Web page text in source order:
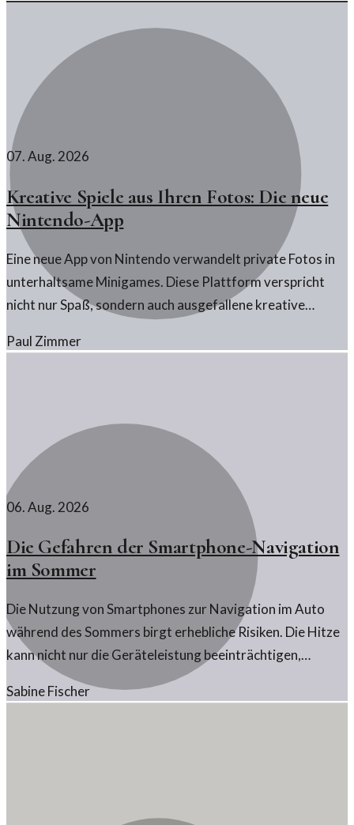
07. Aug. 2026
Kreative Spiele aus Ihren Fotos: Die neue
Nintendo-App
Eine neue App von Nintendo verwandelt private Fotos in
unterhaltsame Minigames. Diese Plattform verspricht
nicht nur Spaß, sondern auch ausgefallene kreative
Paul Zimmer
06. Aug. 2026
Die Gefahren der Smartphone-Navigation
im Sommer
Die Nutzung von Smartphones zur Navigation im Auto
während des Sommers birgt erhebliche Risiken. Die Hitze
kann nicht nur die Geräteleistung beeinträchtigen,
sondern auch die Sicherheit im Straßenverkehr
gefährden.
Sabine Fischer